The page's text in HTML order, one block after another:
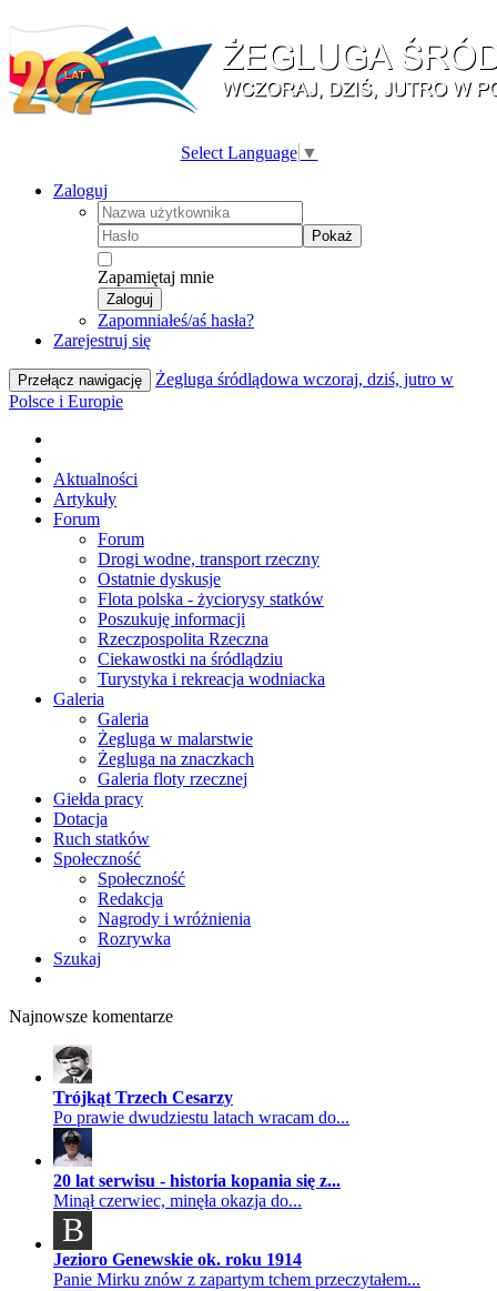
Select Language ▼
Zaloguj
Pokaż
Zapamiętaj mnie
Zaloguj
Zapomniałeś/aś hasła?
Zarejestruj się
Przełącz nawigację
Żegluga śródlądowa wczoraj, dziś, jutro w
Polsce i Europie
Aktualności
Artykuły
Forum
Forum
Drogi wodne, transport rzeczny
Ostatnie dyskusje
Flota polska - życiorysy statków
Poszukuję informacji
Rzeczpospolita Rzeczna
Ciekawostki na śródlądziu
Turystyka i rekreacja wodniacka
Galeria
Galeria
Żegluga w malarstwie
Żegluga na znaczkach
Galeria floty rzecznej
Giełda pracy
Dotacja
Ruch statków
Społeczność
Społeczność
Redakcja
Nagrody i wróżnienia
Rozrywka
Szukaj
Najnowsze komentarze
Trójkąt Trzech Cesarzy
Po prawie dwudziestu latach wracam do...
20 lat serwisu - historia kopania się z...
Minął czerwiec, minęła okazja do...
B
Jezioro Genewskie ok. roku 1914
Panie Mirku znów z zapartym tchem przeczytałem...